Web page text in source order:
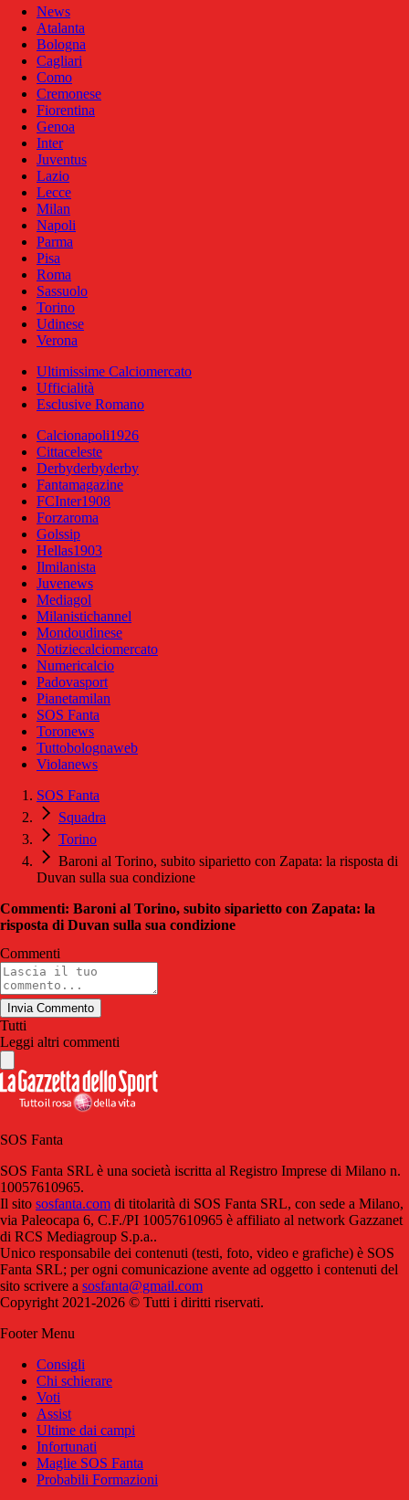
News
Atalanta
Bologna
Cagliari
Como
Cremonese
Fiorentina
Genoa
Inter
Juventus
Lazio
Lecce
Milan
Napoli
Parma
Pisa
Roma
Sassuolo
Torino
Udinese
Verona
Ultimissime Calciomercato
Ufficialità
Esclusive Romano
Calcionapoli1926
Cittaceleste
Derbyderbyderby
Fantamagazine
FCInter1908
Forzaroma
Golssip
Hellas1903
Ilmilanista
Juvenews
Mediagol
Milanistichannel
Mondoudinese
Notiziecalciomercato
Numericalcio
Padovasport
Pianetamilan
SOS Fanta
Toronews
Tuttobolognaweb
Violanews
SOS Fanta
Squadra
Torino
Baroni al Torino, subito siparietto con Zapata: la risposta di
Duvan sulla sua condizione
Commenti: Baroni al Torino, subito siparietto con Zapata: la
risposta di Duvan sulla sua condizione
Commenti
Invia Commento
Tutti
Leggi altri commenti
SOS Fanta
SOS Fanta SRL è una società iscritta al Registro Imprese di Milano n.
10057610965.
Il sito sosfanta.com di titolarità di SOS Fanta SRL, con sede a Milano,
via Paleocapa 6, C.F./PI 10057610965 è affiliato al network Gazzanet
di RCS Mediagroup S.p.a..
Unico responsabile dei contenuti (testi, foto, video e grafiche) è SOS
Fanta SRL; per ogni comunicazione avente ad oggetto i contenuti del
sito scrivere a sosfanta@gmail.com
Copyright 2021-2026 © Tutti i diritti riservati.
Footer Menu
Consigli
Chi schierare
Voti
Assist
Ultime dai campi
Infortunati
Maglie SOS Fanta
Probabili Formazioni